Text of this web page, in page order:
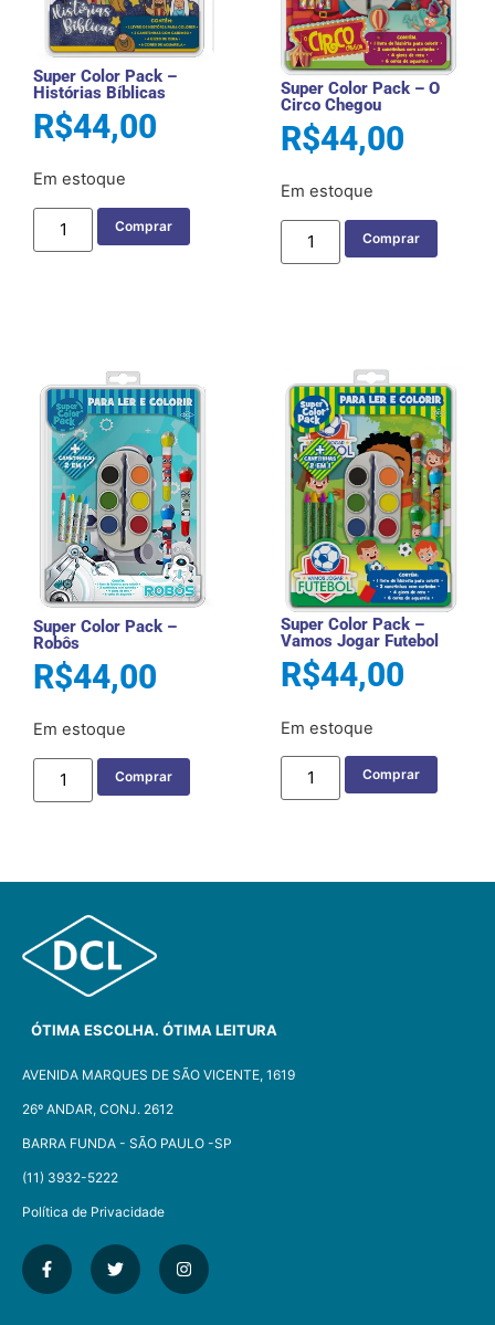
Super Color Pack –
Histórias Bíblicas
R$44,00
Em estoque
Comprar
Super Color Pack – O
Circo Chegou
R$44,00
Em estoque
Comprar
Super Color Pack –
Robôs
R$44,00
Em estoque
Comprar
Super Color Pack –
Vamos Jogar Futebol
R$44,00
Em estoque
Comprar
ÓTIMA ESCOLHA. ÓTIMA LEITURA
AVENIDA MARQUES DE SÃO VICENTE, 1619
26º ANDAR, CONJ. 2612
BARRA FUNDA - SÃO PAULO -SP​
(11) 3932-5222
Política de Privacidade